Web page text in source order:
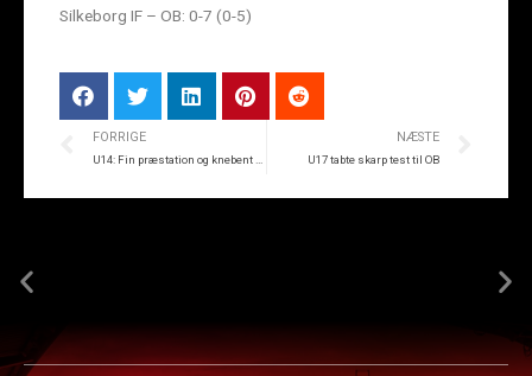
Silkeborg IF – OB: 0-7 (0-5)
FORRIGE NÆSTE
U17 tabte skarp test til OB